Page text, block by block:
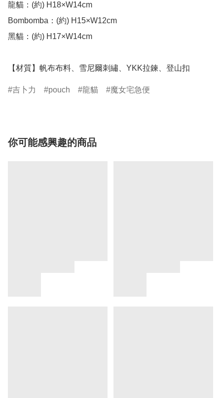
龍貓：(約) H18×W14cm
Bombomba：(約) H15×W12cm
黑貓：(約) H17×W14cm
【材質】帆布布料、雪尼爾刺繡、YKK拉鍊、登山扣
吉卜力 pouch 龍貓 魔女宅急便
你可能感興趣的商品